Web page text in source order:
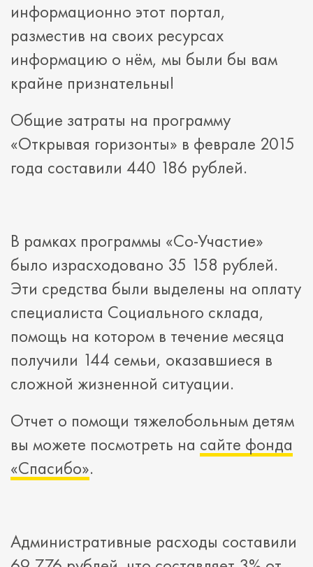
информационно этот портал,
разместив на своих ресурсах
информацию о нём, мы были бы вам
крайне признательны!
Общие затраты на программу
«Открывая горизонты» в феврале 2015
года составили 440 186 рублей.
В рамках программы «Со-Участие»
было израсходовано 35 158 рублей.
Эти средства были выделены на оплату
специалиста Социального склада,
помощь на котором в течение месяца
получили 144 семьи, оказавшиеся в
сложной жизненной ситуации.
Отчет о помощи тяжелобольным детям
вы можете посмотреть на сайте фонда
«Спасибо».
Административные расходы составили